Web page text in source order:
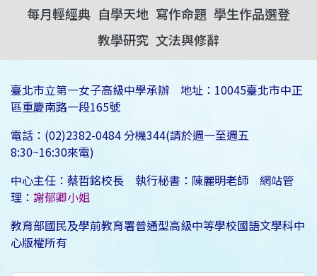
每月輕經典 自學天地 寫作命題 學生作品選登
教學研究 文法與修辭
臺北市立第一女子高級中學承辦 地址：10045臺北市中正
區重慶南路一段165號
電話：(02)2382-0484 分機344(請於週一至週五
8:30~16:30來電)
中心主任：蔡哲銘校長 執行秘書：陳麗明老師 網站管
理： 謝郁卿小姐
教育部國民及學前教育署普通型高級中等學校國語文學科中
心版權所有